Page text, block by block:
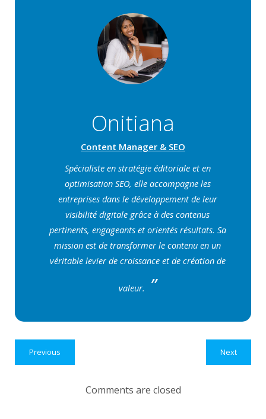
Onitiana
Content Manager & SEO
Spécialiste en stratégie éditoriale et en
optimisation SEO, elle accompagne les
entreprises dans le développement de leur
visibilité digitale grâce à des contenus
pertinents, engageants et orientés résultats. Sa
mission est de transformer le contenu en un
véritable levier de croissance et de création de
valeur.
Previous Next
Comments are closed